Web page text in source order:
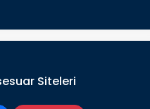
Siteleri